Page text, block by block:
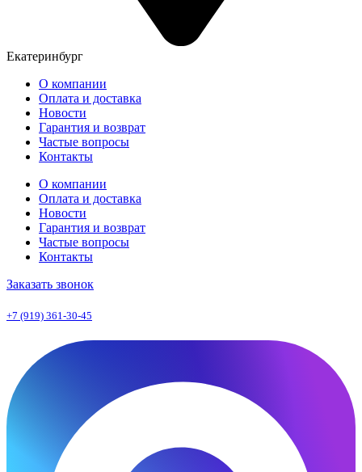
Екатеринбург
О компании
Оплата и доставка
Новости
Гарантия и возврат
Частые вопросы
Контакты
О компании
Оплата и доставка
Новости
Гарантия и возврат
Частые вопросы
Контакты
Заказать звонок
+7 (919) 361-30-45